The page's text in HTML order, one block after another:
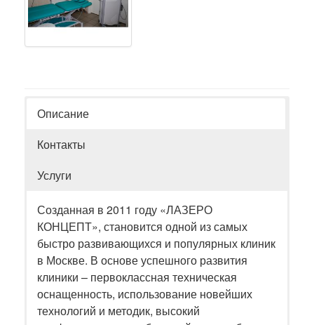
Описание
Контакты
Услуги
Созданная в 2011 году «ЛАЗЕРО
КОНЦЕПТ», становится одной из самых
быстро развивающихся и популярных клиник
в Москве. В основе успешного развития
клиники – первоклассная техническая
оснащенность, использование новейших
технологий и методик, высокий